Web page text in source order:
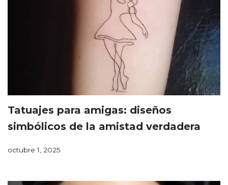
Tatuajes para amigas: diseños
simbólicos de la amistad verdadera
octubre 1, 2025